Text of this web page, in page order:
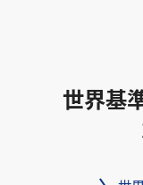
世界基